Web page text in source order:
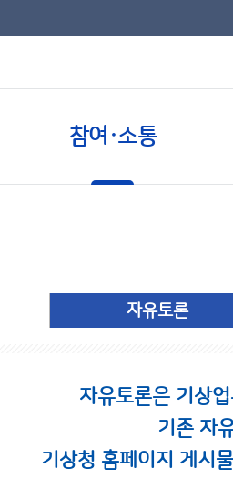
참여·소통
자유토론
자유토론은 기상
기존 자
기상청 홈페이지 게시